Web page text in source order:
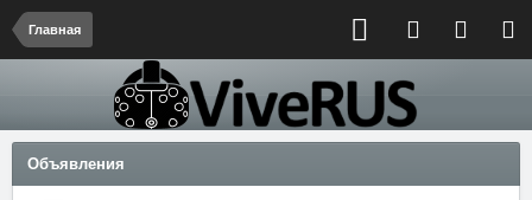
Главная
Объявления